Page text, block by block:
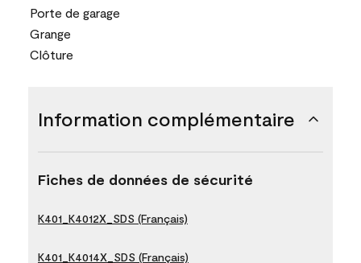
Porte de garage
Grange
Clôture
Information complémentaire
Fiches de données de sécurité
K401_K4012X_SDS (Français)
K401_K4014X_SDS (Français)